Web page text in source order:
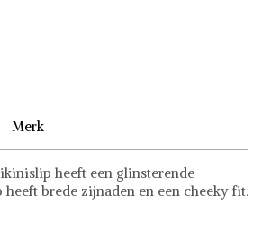
Merk
heeft een glinsterende
brede zijnaden en een cheeky fit.